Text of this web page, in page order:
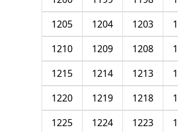
1203
1204
1205
1208
1209
1210
1213
1214
1215
1218
1219
1220
1223
1224
1225